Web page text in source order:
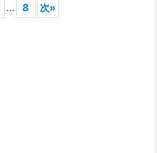
... 8 次»